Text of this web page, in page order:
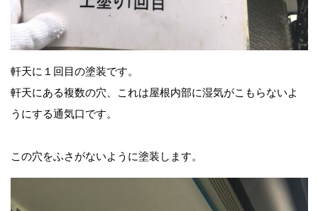
軒天に１回目の塗装です。
軒天にある複数の穴、これは屋根内部に湿気がこもらないよ
うにする通気口です。
この穴をふさがないように塗装します。